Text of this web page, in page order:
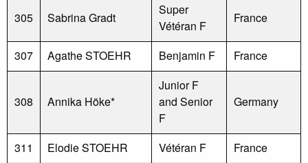
305 Sabrina Gradt
Super
Vétéran F
France
307 Agathe STOEHR Benjamin F France
308 Annika Höke*
Junior F
and Senior
F
Germany
311 Elodie STOEHR Vétéran F France